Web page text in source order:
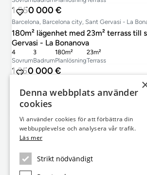
1 550 000 €
Barcelona, Barcelona city, Sant Gervasi - La
180m² lägenhet med 23m² terrass till
Gervasi - La Bonanova
Sovrum
4
Badrum
3
Planlösning
180m²
Terrass
23m²
1 350 000 €
120m² lägenhet med 19m² terrass till
2
Inte exakt vad du letar
Denna webbplats använder
cookies
Vi använder cookies för att förbättra din
webbupplevelse och analysera vår trafik.
Läs mer
Strikt nödvändigt